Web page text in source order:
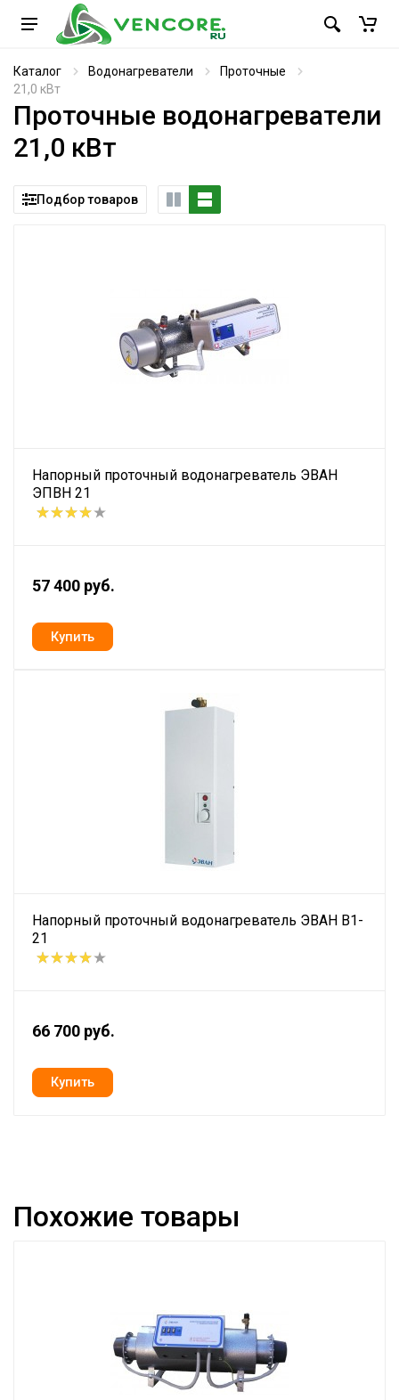
Каталог Водонагреватели
Проточные
21,0 кВт
Проточные водонагреватели
21,0 кВт
Подбор товаров
Напорный проточный водонагреватель ЭВАН
ЭПВН 21
57 400 руб.
Напорный проточный водонагреватель ЭВАН В1-
21
66 700 руб.
Похожие товары